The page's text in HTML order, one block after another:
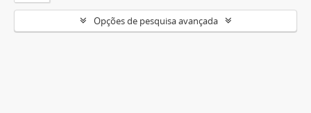
Opções de pesquisa avançada